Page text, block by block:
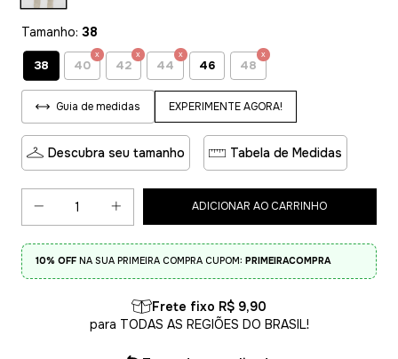
Tamanho: 38
38 40 42 44 46 48
Guia de medidas EXPERIMENTE AGORA!
Descubra seu tamanho Tabela de Medidas
10% OFF NA SUA PRIMEIRA COMPRA CUPOM: PRIMEIRACOMPRA
Frete fixo R$ 9,90
para TODAS AS REGIÕES DO BRASIL!